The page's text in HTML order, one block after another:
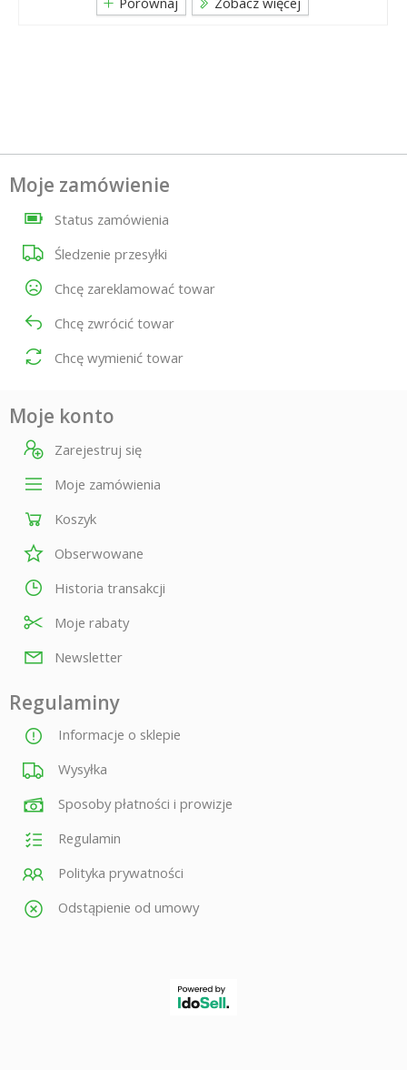
Moje zamówienie
Status zamówienia
Śledzenie przesyłki
Chcę zareklamować towar
Chcę zwrócić towar
Chcę wymienić towar
Moje konto
Zarejestruj się
Moje zamówienia
Koszyk
Obserwowane
Historia transakcji
Moje rabaty
Newsletter
Regulaminy
Informacje o sklepie
Wysyłka
Sposoby płatności i prowizje
Regulamin
Polityka prywatności
Odstąpienie od umowy